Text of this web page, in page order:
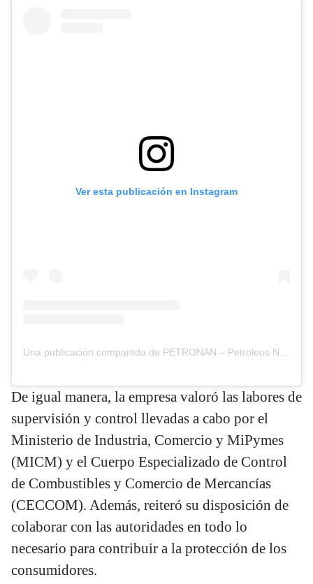
Ver esta publicación en Instagram
De igual manera, la empresa valoró las labores de
supervisión y control llevadas a cabo por el
Ministerio de Industria, Comercio y MiPymes
(MICM) y el Cuerpo Especializado de Control
de Combustibles y Comercio de Mercancías
(CECCOM). Además, reiteró su disposición de
colaborar con las autoridades en todo lo
necesario para contribuir a la protección de los
consumidores.